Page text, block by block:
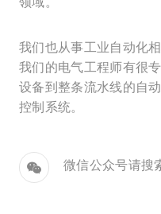
我们也从事工业自动化
我们的电气工程师有很
设备到整条流水线的自
控制系​统。
微信公众号请搜